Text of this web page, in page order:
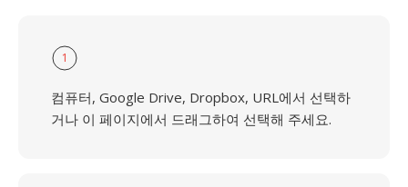
1
컴퓨터, Google Drive, Dropbox, URL에서 선택하
거나 이 페이지에서 드래그하여 선택해 주세요.